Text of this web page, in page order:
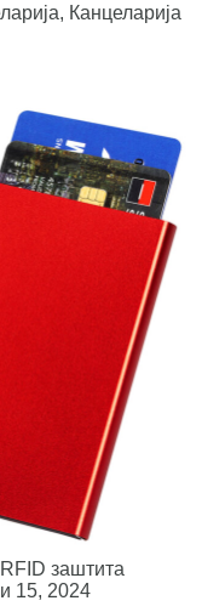
, Канцеларија
заштита
15, 2024